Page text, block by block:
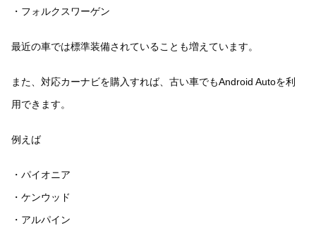
・フォルクスワーゲン
最近の車では標準装備されていることも増えています。
また、対応カーナビを購入すれば、古い車でもAndroid Autoを利
用できます。
例えば
・パイオニア
・ケンウッド
・アルパイン